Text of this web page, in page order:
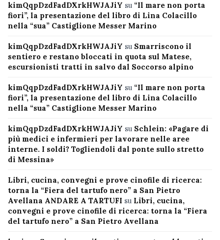
kimQqpDzdFadDXrkHWJAJiY su “Il mare non porta
fiori”, la presentazione del libro di Lina Colacillo
nella “sua” Castiglione Messer Marino
kimQqpDzdFadDXrkHWJAJiY su Smarriscono il
sentiero e restano bloccati in quota sul Matese,
escursionisti tratti in salvo dal Soccorso alpino
kimQqpDzdFadDXrkHWJAJiY su “Il mare non porta
fiori”, la presentazione del libro di Lina Colacillo
nella “sua” Castiglione Messer Marino
kimQqpDzdFadDXrkHWJAJiY su Schlein: «Pagare di
più medici e infermieri per lavorare nelle aree
interne. I soldi? Togliendoli dal ponte sullo stretto
di Messina»
Libri, cucina, convegni e prove cinofile di ricerca:
torna la “Fiera del tartufo nero” a San Pietro
Avellana ANDARE A TARTUFI su Libri, cucina,
convegni e prove cinofile di ricerca: torna la “Fiera
del tartufo nero” a San Pietro Avellana